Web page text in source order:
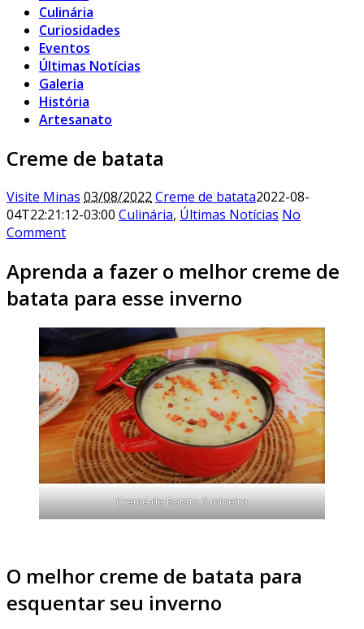
Culinária
Curiosidades
Eventos
Últimas Notícias
Galeria
História
Artesanato
Creme de batata
Visite Minas 03/08/2022 Creme de batata2022-08-
04T22:21:12-03:00 Culinária, Últimas Notícias No
Comment
Aprenda a fazer o melhor creme de
batata para esse inverno
Creme de Batata á mineira
O melhor creme de batata para
esquentar seu inverno